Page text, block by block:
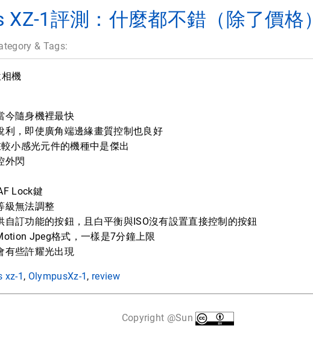
XZ-1評測：什麼都不錯（除了價格
& Tags:
機
今隨身機裡最快
利，即使廣角端邊緣畫質控制也良好
小感光元件的機種中是傑出
外閃
Lock鍵
級無法調整
自訂功能的按鈕，且白平衡與ISO沒有設置直接控制的按鈕
Jpeg格式，一樣是7分鐘上限
有些許耀光出現
xz-1 , OlympusXz-1 , review
Copyright @Sun